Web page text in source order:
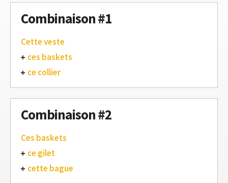
Combinaison #1
Cette veste
ces baskets
ce collier
Combinaison #2
Ces baskets
ce gilet
cette bague